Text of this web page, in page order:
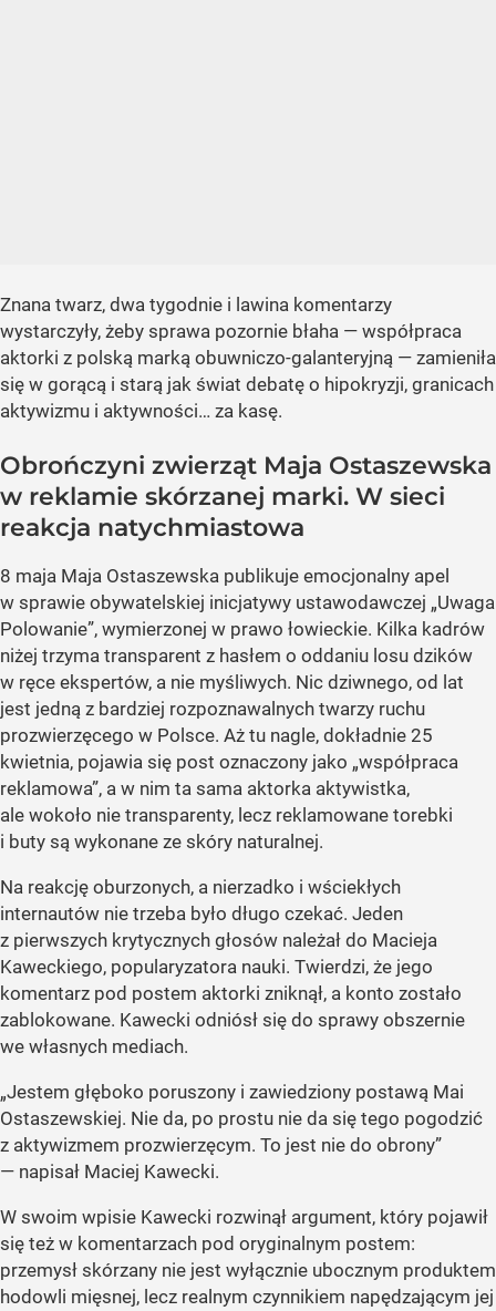
Znana twarz, dwa tygodnie i lawina komentarzy
wystarczyły, żeby sprawa pozornie błaha — współpraca
aktorki z polską marką obuwniczo-galanteryjną — zamieniła
się w gorącą i starą jak świat debatę o hipokryzji, granicach
aktywizmu i aktywności… za kasę.
Obrończyni zwierząt Maja Ostaszewska
w reklamie skórzanej marki. W sieci
reakcja natychmiastowa
8 maja Maja Ostaszewska publikuje emocjonalny apel
w sprawie obywatelskiej inicjatywy ustawodawczej „Uwaga
Polowanie”, wymierzonej w prawo łowieckie. Kilka kadrów
niżej trzyma transparent z hasłem o oddaniu losu dzików
w ręce ekspertów, a nie myśliwych. Nic dziwnego, od lat
jest jedną z bardziej rozpoznawalnych twarzy ruchu
prozwierzęcego w Polsce. Aż tu nagle, dokładnie 25
kwietnia, pojawia się post oznaczony jako „współpraca
reklamowa”, a w nim ta sama aktorka aktywistka,
ale wokoło nie transparenty, lecz reklamowane torebki
i buty są wykonane ze skóry naturalnej.
Na reakcję oburzonych, a nierzadko i wściekłych
internautów nie trzeba było długo czekać. Jeden
z pierwszych krytycznych głosów należał do Macieja
Kaweckiego, popularyzatora nauki. Twierdzi, że jego
komentarz pod postem aktorki zniknął, a konto zostało
zablokowane. Kawecki odniósł się do sprawy obszernie
we własnych mediach.
„Jestem głęboko poruszony i zawiedziony postawą Mai
Ostaszewskiej. Nie da, po prostu nie da się tego pogodzić
z aktywizmem prozwierzęcym. To jest nie do obrony”
— napisał Maciej Kawecki.
W swoim wpisie Kawecki rozwinął argument, który pojawił
się też w komentarzach pod oryginalnym postem:
przemysł skórzany nie jest wyłącznie ubocznym produktem
hodowli mięsnej, lecz realnym czynnikiem napędzającym jej